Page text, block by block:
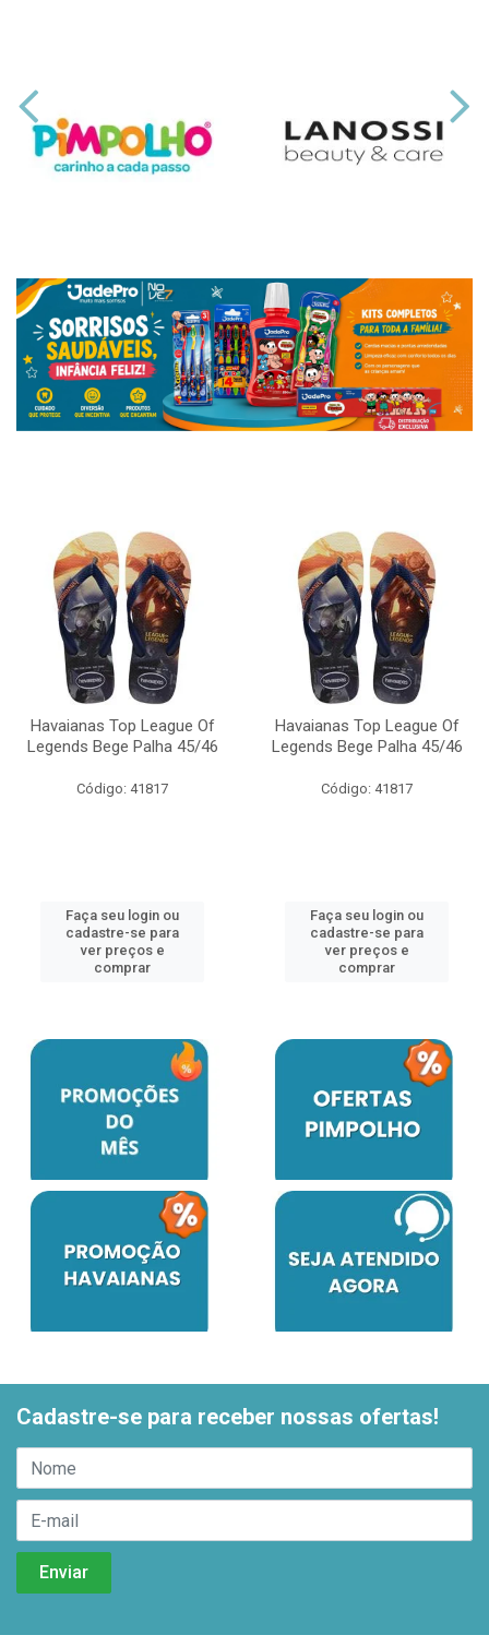
Havaianas Top League Of
Legends Bege Palha 45/46
Código: 41817
Faça seu login ou
cadastre-se para
ver preços e
comprar
Havaianas Top League Of
Legends Bege Palha 45/46
Código: 41817
Faça seu login ou
cadastre-se para
ver preços e
comprar
Cadastre-se para receber nossas ofertas!